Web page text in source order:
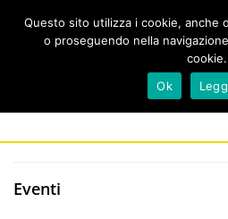
Eventi
Questo sito utilizza i cookie, anche
o proseguendo nella
cookie.
Ok